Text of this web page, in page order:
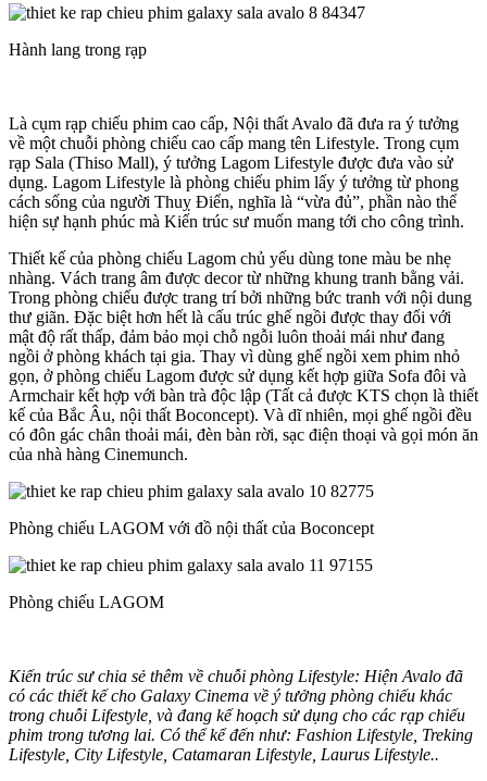
Hành lang trong rạp
Là cụm rạp chiếu phim cao cấp, Nội thất Avalo đã đưa ra ý tưởng
về một chuỗi phòng chiếu cao cấp mang tên Lifestyle. Trong cụm
rạp Sala (Thiso Mall), ý tưởng Lagom Lifestyle được đưa vào sử
dụng. Lagom Lifestyle là phòng chiếu phim lấy ý tưởng từ phong
cách sống của người Thuỵ Điển, nghĩa là “vừa đủ”, phần nào thể
hiện sự hạnh phúc mà Kiến trúc sư muốn mang tới cho công trình.
Thiết kế của phòng chiếu Lagom chủ yếu dùng tone màu be nhẹ
nhàng. Vách trang âm được decor từ những khung tranh bằng vải.
Trong phòng chiếu được trang trí bởi những bức tranh với nội dung
thư giãn. Đặc biệt hơn hết là cấu trúc ghế ngồi được thay đổi với
mật độ rất thấp, đảm bảo mọi chỗ ngỗi luôn thoải mái như đang
ngồi ở phòng khách tại gia. Thay vì dùng ghế ngồi xem phim nhỏ
gọn, ở phòng chiếu Lagom được sử dụng kết hợp giữa Sofa đôi và
Armchair kết hợp với bàn trà độc lập (Tất cả được KTS chọn là thiết
kế của Bắc Âu, nội thất Boconcept). Và dĩ nhiên, mọi ghế ngồi đều
có đôn gác chân thoải mái, đèn bàn rời, sạc điện thoại và gọi món ăn
của nhà hàng Cinemunch.
Phòng chiếu LAGOM với đồ nội thất của Boconcept
Phòng chiếu LAGOM
Kiến trúc sư chia sẻ thêm về chuỗi phòng Lifestyle: Hiện Avalo đã
có các thiết kế cho Galaxy Cinema về ý tưởng phòng chiếu khác
trong chuỗi Lifestyle, và đang kế hoạch sử dụng cho các rạp chiếu
phim trong tương lai. Có thể kể đến như: Fashion Lifestyle, Treking
Lifestyle, City Lifestyle, Catamaran Lifestyle, Laurus Lifestyle..